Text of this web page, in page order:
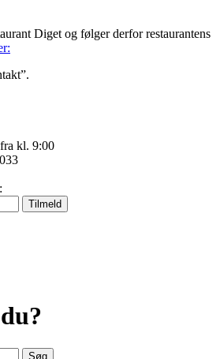
Diget og følger derfor restaurantens
kl. 9:00